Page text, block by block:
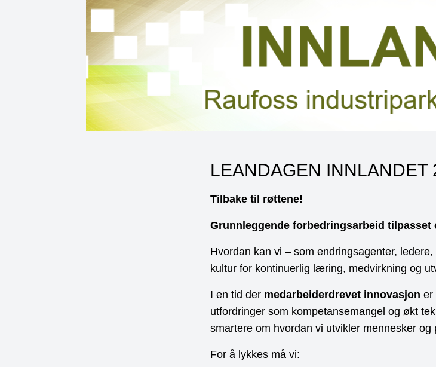
LEANDAGEN INNLANDET
Tilbake til røttene!
Grunnleggende forbedringsarbeid
Hvordan kan vi – som endringsagenter,
kultur for kontinuerlig læring, medvirkning og
I en tid der medarbeiderdrevet innovasjon er
utfordringer som kompetansemangel og økt
smartere om hvordan vi utvikler mennesker og
For å lykkes må vi: